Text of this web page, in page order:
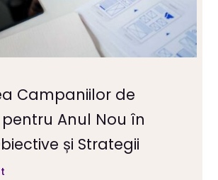
Campaniilor de
Anul Nou în
și Strategii